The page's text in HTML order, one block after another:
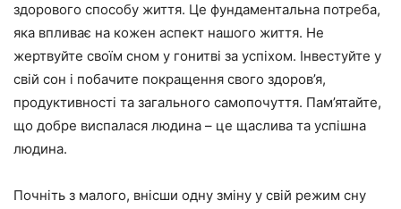
здорового способу життя. Це фундаментальна потреба,
яка впливає на кожен аспект нашого життя. Не
жертвуйте своїм сном у гонитві за успіхом. Інвестуйте у
свій сон і побачите покращення свого здоров’я,
продуктивності та загального самопочуття. Пам’ятайте,
що добре виспалася людина – це щаслива та успішна
людина.
Почніть з малого, внісши одну зміну у свій режим сну